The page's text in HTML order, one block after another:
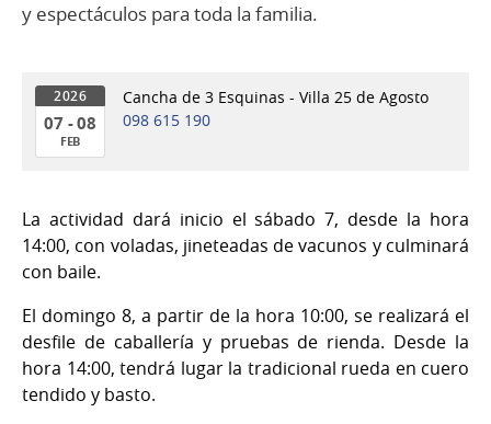
y espectáculos para toda la familia.
2026
07 - 08
FEB
08
de
Feb
2026
Cancha de 3 Esquinas - Villa 25 de Agosto
098 615 190
La actividad dará inicio el sábado 7, desde la hora
14:00, con voladas, jineteadas de vacunos y culminará
con baile.
El domingo 8, a partir de la hora 10:00, se realizará el
desfile de caballería y pruebas de rienda. Desde la
hora 14:00, tendrá lugar la tradicional rueda en cuero
tendido y basto.